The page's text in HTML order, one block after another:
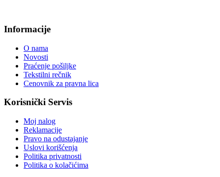
Informacije
O nama
Novosti
Praćenje pošiljke
Tekstilni rečnik
Cenovnik za pravna lica
Korisnički Servis
Moj nalog
Reklamacije
Pravo na odustajanje
Uslovi korišćenja
Politika privatnosti
Politika o kolačićima